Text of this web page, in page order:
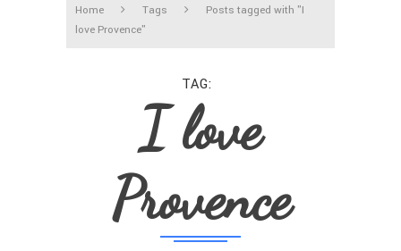
Home Tags
Posts tagged with "I
love Provence"
TAG
I love
Provence